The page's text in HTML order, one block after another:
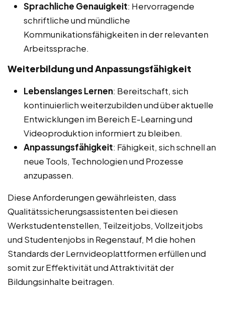
Sprachliche Genauigkeit: Hervorragende
schriftliche und mündliche
Kommunikationsfähigkeiten in der relevanten
Arbeitssprache.
Weiterbildung und Anpassungsfähigkeit
Lebenslanges Lernen: Bereitschaft, sich
kontinuierlich weiterzubilden und über aktuelle
Entwicklungen im Bereich E-Learning und
Videoproduktion informiert zu bleiben.
Anpassungsfähigkeit: Fähigkeit, sich schnell an
neue Tools, Technologien und Prozesse
anzupassen.
Diese Anforderungen gewährleisten, dass
Qualitätssicherungsassistenten bei diesen
Werkstudentenstellen, Teilzeitjobs, Vollzeitjobs
und Studentenjobs in Regenstauf, M die hohen
Standards der Lernvideoplattformen erfüllen und
somit zur Effektivität und Attraktivität der
Bildungsinhalte beitragen.